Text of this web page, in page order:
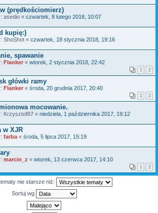
(prędkościomierz)
asedio « czwartek, 8 lutego 2018, 10:07
kupię:)
ShoShot « czwartek, 18 stycznia 2018, 19:16
spawanie
Flanker « wtorek, 2 stycznia 2018, 22:42
1 2
główki ramy
Flanker « środa, 20 grudnia 2017, 20:40
1 2
mocowanie.
Krzysztof87 « niedziela, 1 października 2017, 19:12
w XJR
farba « środa, 5 lipca 2017, 15:19
marcin_z « wtorek, 13 czerwca 2017, 14:10
1 2
nie starsze niż:
Sortuj wg